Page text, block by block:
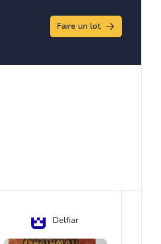
Faire un lot
Delfiar